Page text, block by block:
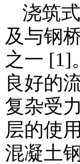
浇筑
及与钢
之一 [1]
良好的
复杂受
层的使
混凝土